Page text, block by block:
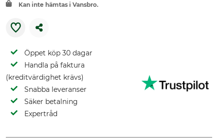
Kan inte hämtas i Vansbro.
Öppet köp 30 dagar
Handla på faktura
(kreditvärdighet krävs)
Snabba leveranser
Säker betalning
Expertråd